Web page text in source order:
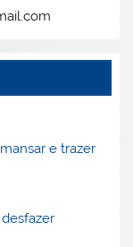
e trazer